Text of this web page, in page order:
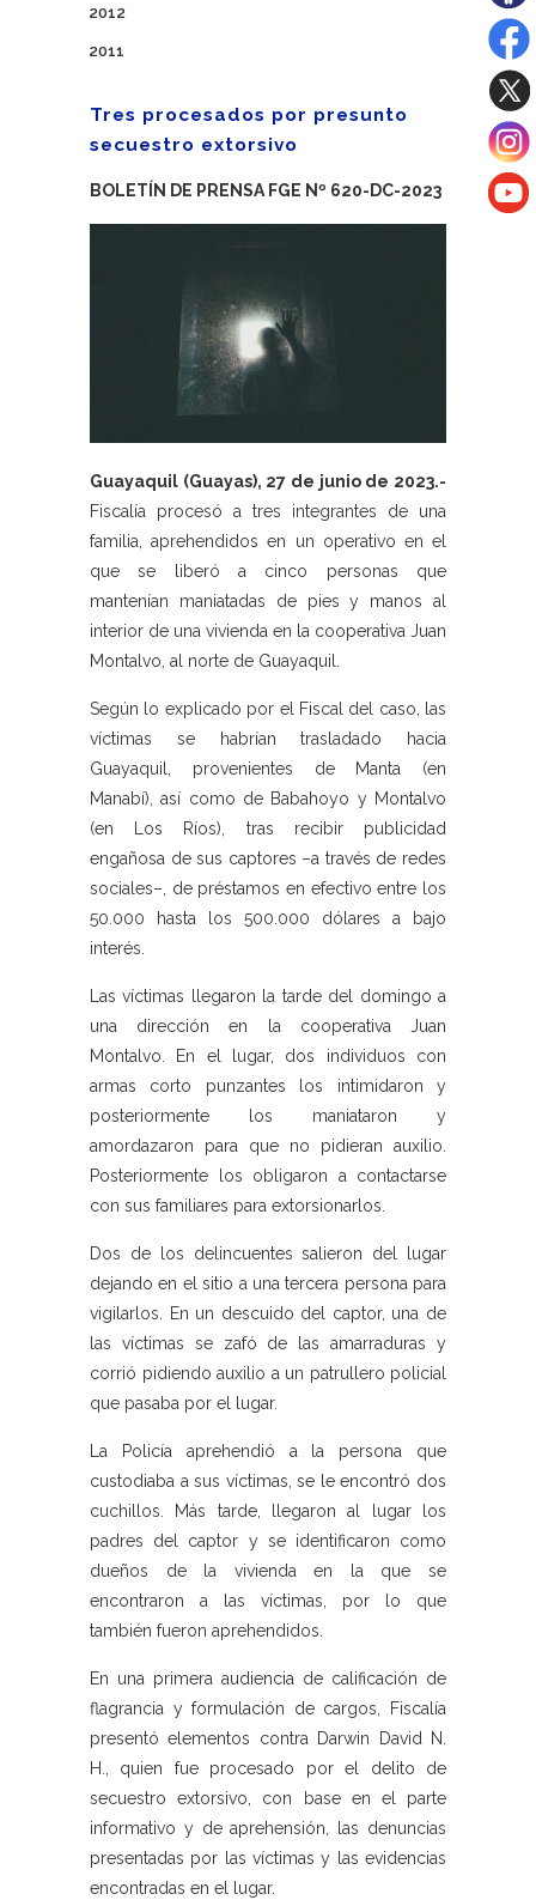
2012
2011
Tres procesados por presunto
secuestro extorsivo
BOLETÍN DE PRENSA FGE Nº 620-DC-2023
Guayaquil (Guayas), 27 de junio de 2023.-
Fiscalía procesó a tres integrantes de una
familia, aprehendidos en un operativo en el
que se liberó a cinco personas que
mantenían maniatadas de pies y manos al
interior de una vivienda en la cooperativa Juan
Montalvo, al norte de Guayaquil.
Según lo explicado por el Fiscal del caso, las
víctimas se habrían trasladado hacia
Guayaquil, provenientes de Manta (en
Manabí), así como de Babahoyo y Montalvo
(en Los Ríos), tras recibir publicidad
engañosa de sus captores –a través de redes
sociales–, de préstamos en efectivo entre los
50.000 hasta los 500.000 dólares a bajo
interés.
Las víctimas llegaron la tarde del domingo a
una dirección en la cooperativa Juan
Montalvo. En el lugar, dos individuos con
armas corto punzantes los intimidaron y
posteriormente los maniataron y
amordazaron para que no pidieran auxilio.
Posteriormente los obligaron a contactarse
con sus familiares para extorsionarlos.
Dos de los delincuentes salieron del lugar
dejando en el sitio a una tercera persona para
vigilarlos. En un descuido del captor, una de
las víctimas se zafó de las amarraduras y
corrió pidiendo auxilio a un patrullero policial
que pasaba por el lugar.
La Policía aprehendió a la persona que
custodiaba a sus víctimas, se le encontró dos
cuchillos. Más tarde, llegaron al lugar los
padres del captor y se identificaron como
dueños de la vivienda en la que se
encontraron a las víctimas, por lo que
también fueron aprehendidos.
En una primera audiencia de calificación de
flagrancia y formulación de cargos, Fiscalía
presentó elementos contra Darwin David N.
H., quien fue procesado por el delito de
secuestro extorsivo, con base en el parte
informativo y de aprehensión, las denuncias
presentadas por las víctimas y las evidencias
encontradas en el lugar.